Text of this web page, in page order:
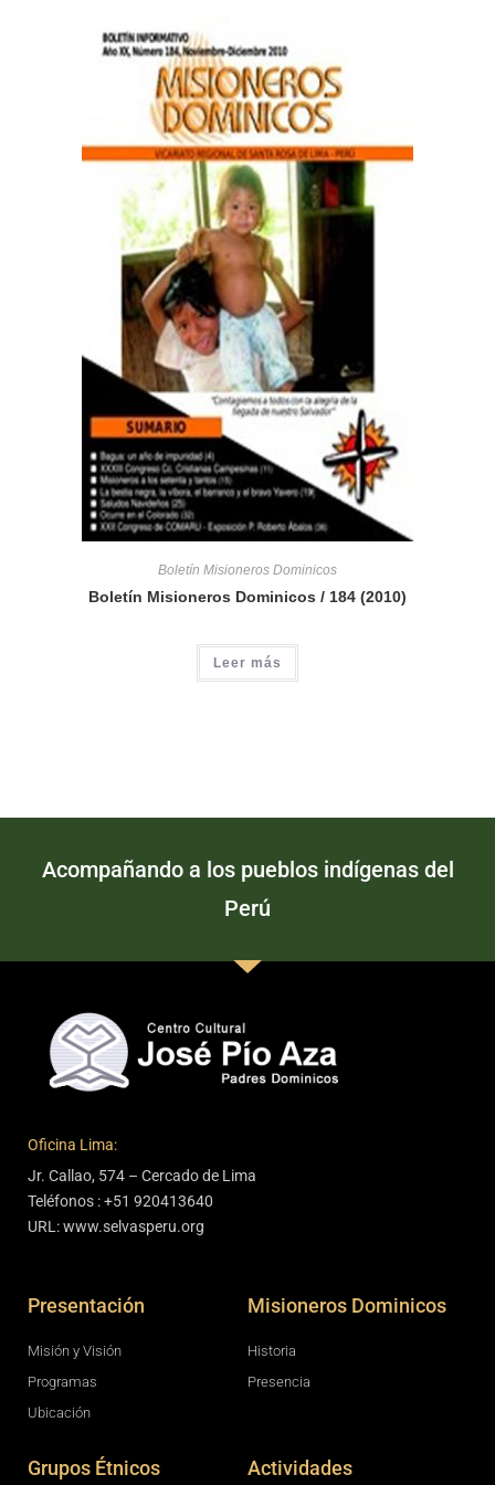
Boletín Misioneros Dominicos
Boletín Misioneros Dominicos / 184 (2010)
Leer más
Acompañando a los pueblos indígenas del
Perú
Oficina Lima:
Jr. Callao, 574 – Cercado de Lima
Teléfonos : +51 920413640
URL: www.selvasperu.org
Presentación
Misión y Visión
Programas
Ubicación
Misioneros Dominicos
Historia
Presencia
Grupos Étnicos Actividades